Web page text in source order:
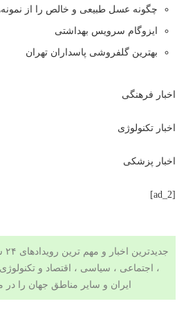
چگونه عسل طبیعی و خالص را از
ایزوگام سرویس بهداشتی
بهترین گلفروشی پاسداران تهران
اخبار فرهنگی
اخبار تکنولوژی
اخبار پزشکی
[ad_2]
، اجتماعی ، سیاسی ، اقتصاد و تکنولوژی
ایران و سایر مناطق جهان را در